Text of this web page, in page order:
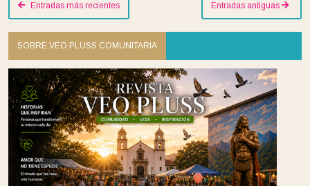
Entradas más recientes Entradas antiguas
SOBRE VEO PLUSS COMUNITARIA